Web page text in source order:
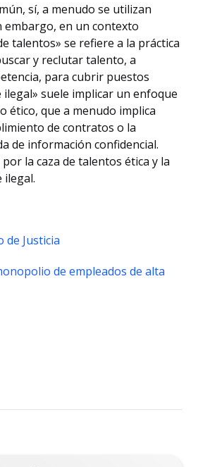
sí, a menudo se utilizan
embargo, en un contexto
talentos» se refiere a la práctica
y reclutar talento, a
para cubrir puestos
ilegal» suele implicar un enfoque
ético, que a menudo implica
de contratos o la
de información confidencial.
la caza de talentos ética y la
ilegal.
de Justicia
de empleados de alta